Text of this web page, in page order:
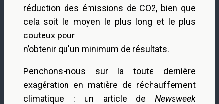
réduction des émissions de CO2, bien que
cela soit le moyen le plus long et le plus
couteux pour
n’obtenir qu'un minimum de résultats.
Penchons-nous sur la toute dernière
exagération en matière de réchauffement
climatique : un article de Newsweek